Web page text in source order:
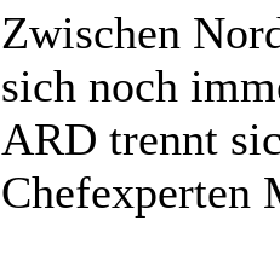
Zwischen
sich noch
ARD trennt
Chefexperten